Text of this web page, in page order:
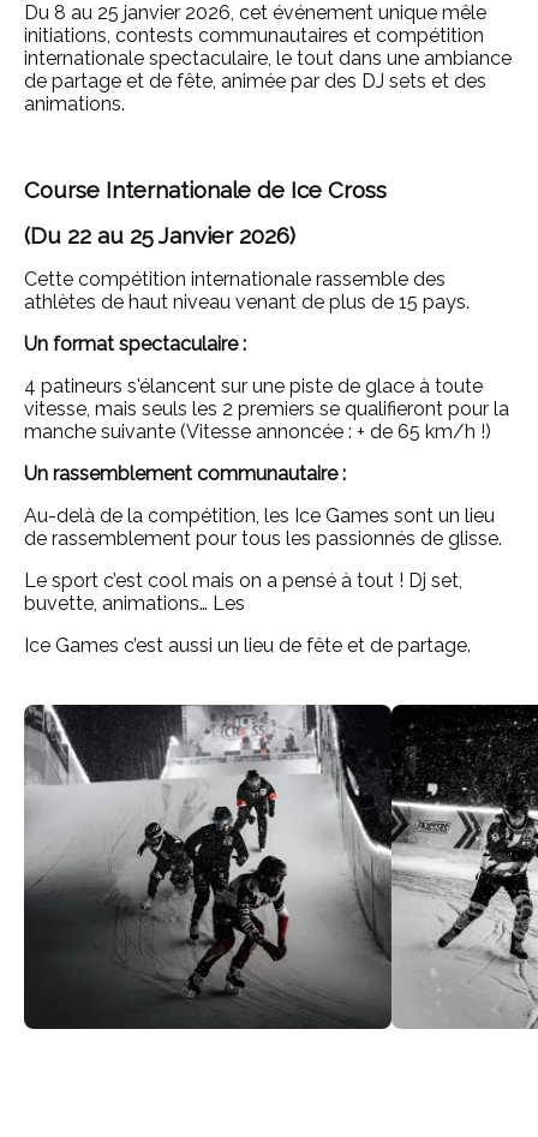
Du 8 au 25 janvier 2026, cet événement unique mêle
initiations, contests communautaires et compétition
internationale spectaculaire, le tout dans une ambiance
de partage et de fête, animée par des DJ sets et des
animations.
Course Internationale de Ice Cross
(Du 22 au 25 Janvier 2026)
Cette compétition internationale rassemble des
athlètes de haut niveau venant de plus de 15 pays.
Un format spectaculaire :
4 patineurs s'élancent sur une piste de glace à toute
vitesse, mais seuls les 2 premiers se qualifieront pour la
manche suivante (Vitesse annoncée : + de 65 km/h !)
Un rassemblement communautaire :
Au-delà de la compétition, les Ice Games sont un lieu
de rassemblement pour tous les passionnés de glisse.
Le sport c’est cool mais on a pensé à tout ! Dj set,
buvette, animations… Les
Ice Games c’est aussi un lieu de fête et de partage.